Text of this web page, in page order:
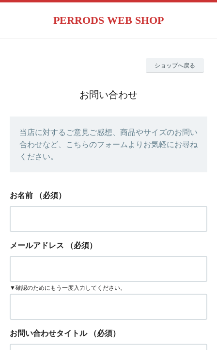
PERRODS WEB SHOP
ショップへ戻る
お問い合わせ
当店に対するご意見ご感想、商品やサイズのお問い
合わせなど、こちらのフォームよりお気軽にお尋ね
ください。
お名前 （必須）
メールアドレス （必須）
▼確認のためにもう一度入力してください。
お問い合わせタイトル （必須）